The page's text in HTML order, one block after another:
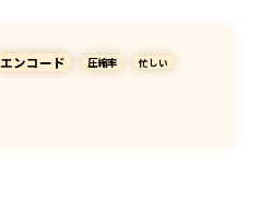
エンコード 圧縮率 忙しい